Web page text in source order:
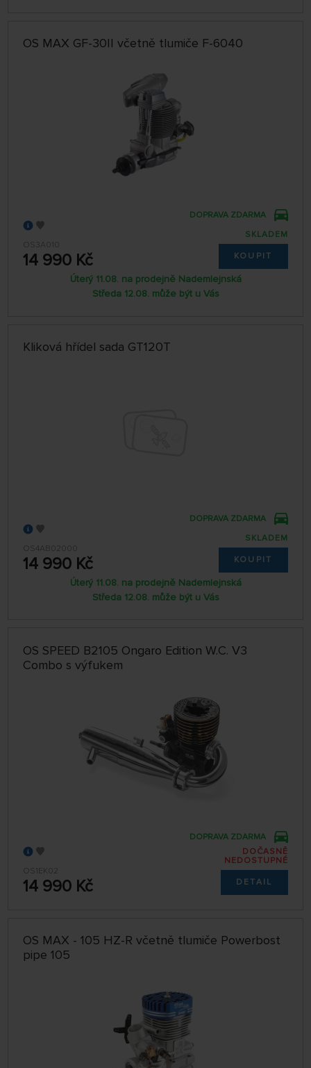
OS MAX GF-30II včetně tlumiče F-6040
OS3A010
14 990 Kč
DOPRAVA ZDARMA
SKLADEM
KOUPIT
Úterý 11.08. na prodejně Nademlejnská
Středa 12.08. může být u Vás
Kliková hřídel sada GT120T
OS4AB02000
14 990 Kč
DOPRAVA ZDARMA
SKLADEM
KOUPIT
Úterý 11.08. na prodejně Nademlejnská
Středa 12.08. může být u Vás
OS SPEED B2105 Ongaro Edition W.C. V3
Combo s výfukem
OS1EK02
14 990 Kč
DOPRAVA ZDARMA
DOČASNĚ
NEDOSTUPNÉ
DETAIL
OS MAX - 105 HZ-R včetně tlumiče Powerbost
pipe 105